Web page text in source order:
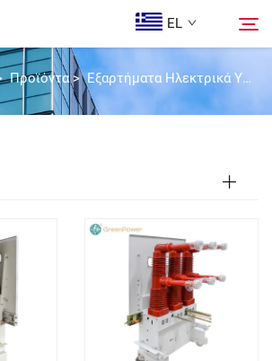
EL
ΔΙΑΚΟΠΏΝ
Προϊόντα>Εξαρτήματα Ηλεκτρικά Υψηλής Τάσης